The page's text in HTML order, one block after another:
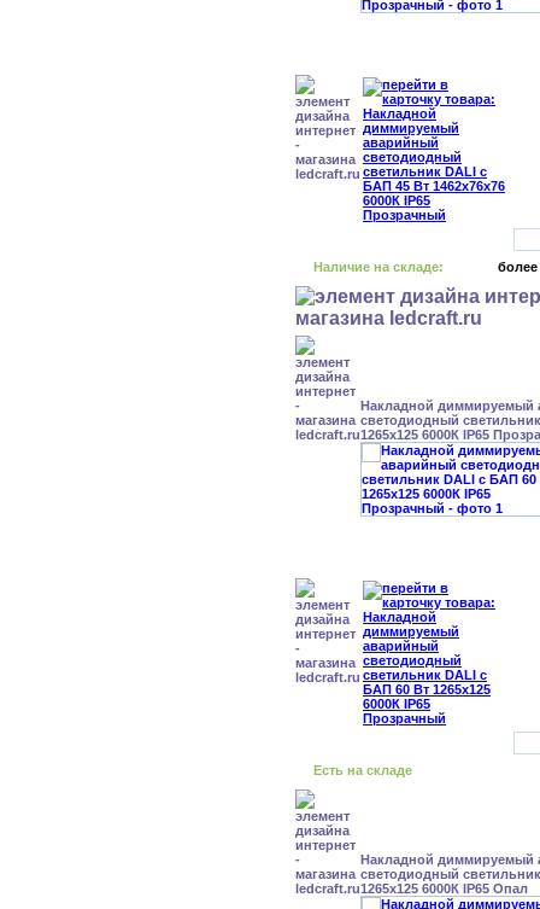
Наличие на складе: более
Накладной диммируемый
светодиодный
1265x125 6000К IP65
Есть на складе
Накладной диммируемый
светодиодный
1265x125 6000К IP65 Опал